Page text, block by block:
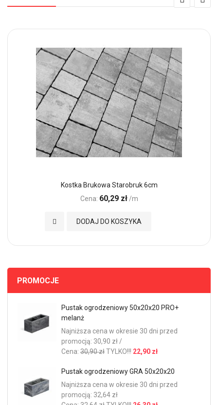
Kostka Brukowa Starobruk 6cm
Cena: 60,29 zł /m
DODAJ DO KOSZYKA
Dodaj do Ulubionych
PROMOCJE
Pustak ogrodzeniowy 50x20x20 PRO+
melanż
Najniższa cena w okresie 30 dni przed
promocją: 30,90 zł /
Cena: 30,90 złTYLKO!!! 22,90 zł
Pustak ogrodzeniowy GRA 50x20x20
Najniższa cena w okresie 30 dni przed
promocją: 32,64 zł